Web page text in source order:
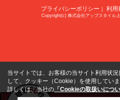
プライバシーポリシー ｜ 利用
Copyright(c) 株式会社アップスタイル
当サイトでは、お客様の当サイト利用状
して、クッキー（Cookie）を使用していま
詳しくは、当社の 「Cookieの取扱いについ